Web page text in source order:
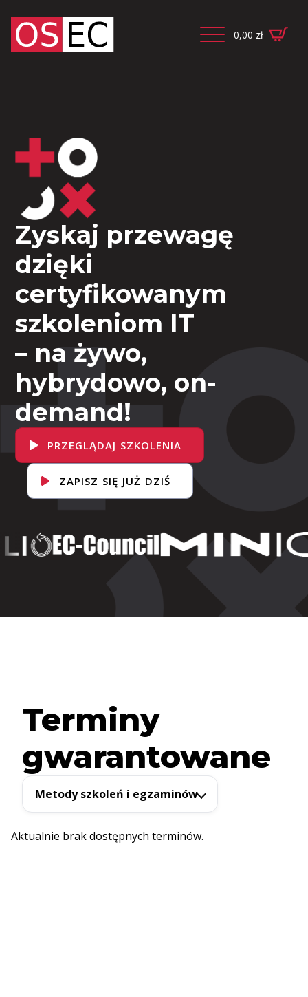
0,00 zł
Zyskaj przewagę
dzięki
certyfikowanym
szkoleniom IT
– na żywo,
hybrydowo, on-
demand!
PRZEGLĄDAJ SZKOLENIA
ZAPISZ SIĘ JUŻ DZIŚ
Terminy
gwarantowane
Metody szkoleń i egzaminów
Aktualnie brak dostępnych terminów.